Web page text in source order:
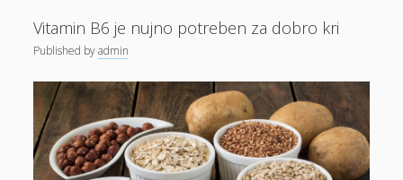
Gasilci
Gastroskopija samoplačniško
Glukozamin
Grška hrana Izola
Gube na obrazu
Vitamin B6 je nujno potreben za dobro kri
Published byadmin